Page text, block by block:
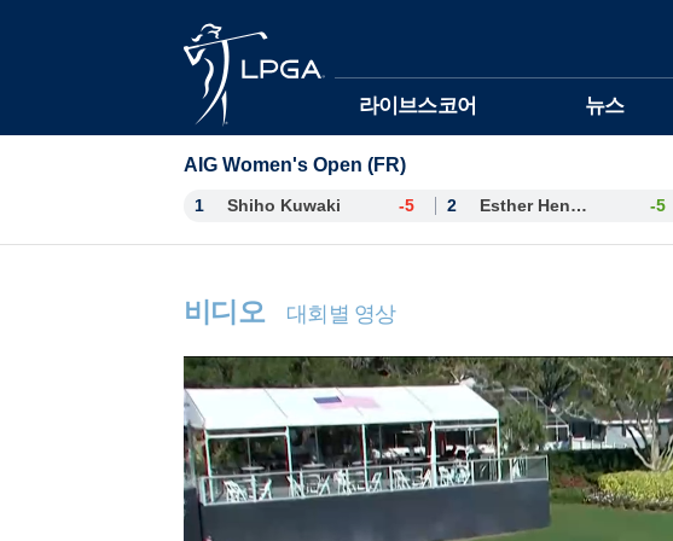
라이브스코어 뉴스
AIG Women's Open (FR)
1 Shiho Kuwaki -5 2 Esther Henseleit -5
비디오 대회별 영상